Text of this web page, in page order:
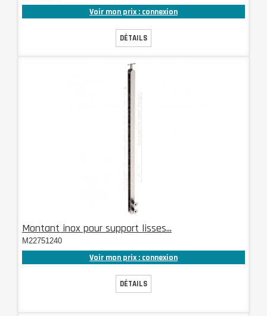
Voir mon prix : connexion
DÉTAILS
Montant inox pour support lisses...
M22751240
Voir mon prix : connexion
DÉTAILS